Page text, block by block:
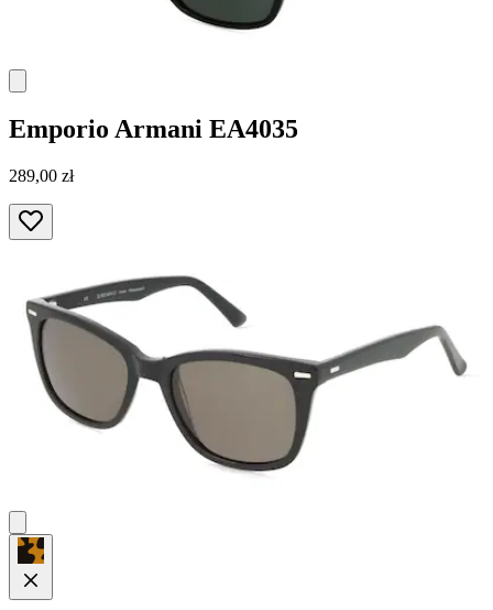
Emporio Armani EA4035
289,00 zł